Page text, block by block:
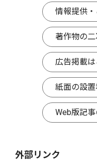
情報提供
著作物の
広告掲載
紙面の設
Web版記
外部リンク